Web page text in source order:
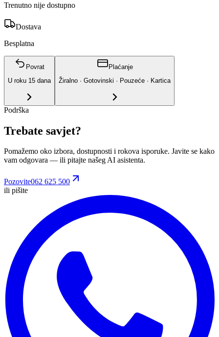
Trenutno nije dostupno
Dostava
Besplatna
Povrat
U roku 15 dana
Plaćanje
Žiralno · Gotovinski · Pouzeće · Kartica
Podrška
Trebate savjet?
Pomažemo oko izbora, dostupnosti i rokova isporuke. Javite se kako
vam odgovara — ili pitajte našeg AI asistenta.
Pozovite062 625 500
ili pišite